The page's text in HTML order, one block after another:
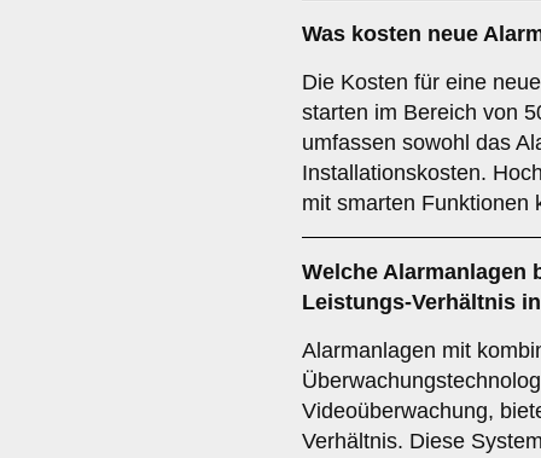
Was kosten neue
Die Kosten für eine
starten im Bereich von
umfassen sowohl das
Installationskosten.
mit smarten Funktionen
Welche Alarmanlagen
Leistungs-Verhältnis
Alarmanlagen mit
Videoüberwachung,
Verhältnis. Diese